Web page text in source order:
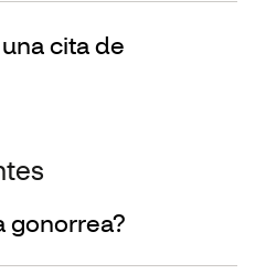
cita de
gonorrea?